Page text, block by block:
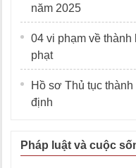
năm 2025
04 vi phạm về
phạt
Hồ sơ Thủ tục
định
Pháp luật và cuộc